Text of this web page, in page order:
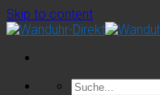
Skip to content